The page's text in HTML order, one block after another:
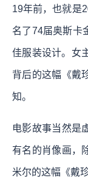
19年前，也就是
名了74届奥斯卡
佳服装设计。女
背后的这幅《戴
知。
电影故事当然是
有名的肖像画，
米尔的这幅《戴